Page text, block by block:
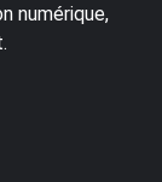
numérique,